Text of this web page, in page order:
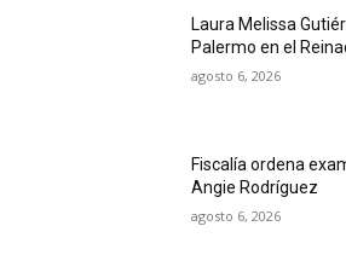
Laura Melissa
Palermo en el
agosto 6, 2026
Fiscalía ordena
Angie Rodríguez
agosto 6, 2026